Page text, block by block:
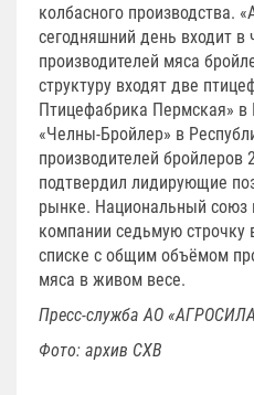
колбасного производства.
сегодняшний день входит в
производителей мяса
структуру входят две
Птицефабрика Пермская»
«Челны-Бройлер» в
производителей бройлеров
подтвердил лидирующие
рынке. Национальный союз
компании седьмую строчку
списке с общим объёмом
мяса в живом весе.
Пресс-служба АО
Фото: архив СХВ